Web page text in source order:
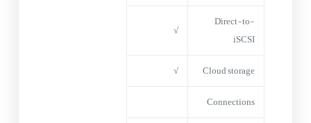
Direct-to-
iSCSI
√
Cloud storage
√
Connections